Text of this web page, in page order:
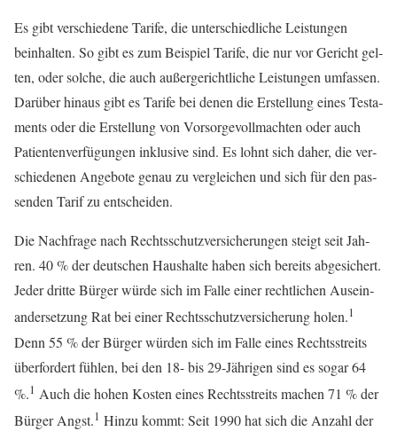
Es gibt ver­schie­de­ne Tari­fe, die unter­schied­li­che Leis­tun­gen
beinhal­ten. So gibt es zum Bei­spiel Tari­fe, die nur vor Gericht gel­
ten, oder sol­che, die auch außer­ge­richt­li­che Leis­tun­gen umfas­sen.
Dar­über hin­aus gibt es Tari­fe bei denen die Erstel­lung eines Tes­ta­
ments oder die Erstel­lung von Vor­sor­ge­voll­mach­ten oder auch
Pati­en­ten­ver­fü­gun­gen inklu­si­ve sind. Es lohnt sich daher, die ver­
schie­de­nen Ange­bo­te genau zu ver­glei­chen und sich für den pas­
sen­den Tarif zu entscheiden.
Die Nach­fra­ge nach Rechts­schutz­ver­si­che­run­gen steigt seit Jah­
ren. 40 % der deut­schen Haus­hal­te haben sich bereits abge­si­chert.
Jeder drit­te Bür­ger wür­de sich im Fal­le einer recht­li­chen Aus­ein­
an­der­set­zung Rat bei einer Rechts­schutz­ver­si­che­rung holen.1
Denn 55 % der Bür­ger wür­den sich im Fal­le eines Rechts­streits
über­for­dert füh­len, bei den 18- bis 29-Jäh­ri­gen sind es sogar 64
%.1 Auch die hohen Kos­ten eines Rechts­streits machen 71 % der
Bür­ger Angst.1 Hin­zu kommt: Seit 1990 hat sich die Anzahl der